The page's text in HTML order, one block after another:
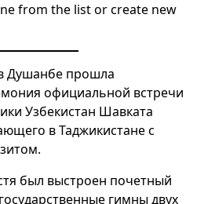
from the list or create new
Душанбе прошла
официальной встречи
Узбекистан Шавката
в Таджикистане с
был выстроен почетный
гимны двух